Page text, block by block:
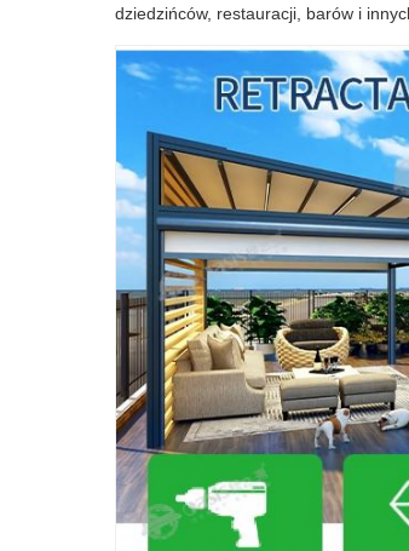
dziedzińców, restauracji, barów i